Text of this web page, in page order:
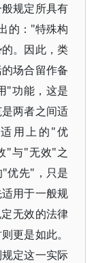
规定所具有
的："特殊构
。因此，类
场合留作备
"功能，这是
两者之间适
用上的"优
"与"无效"之
优先"，只是
用于一般规
无效的法律
更是如此。
定这一实际